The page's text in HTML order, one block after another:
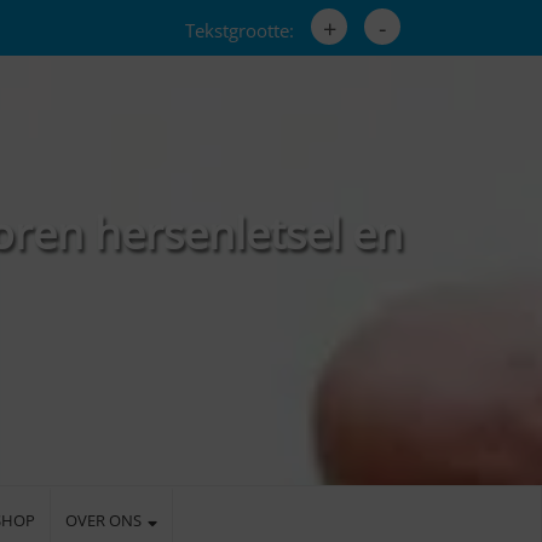
Tekstgrootte: + -
hersenletsel en
OVER ONS